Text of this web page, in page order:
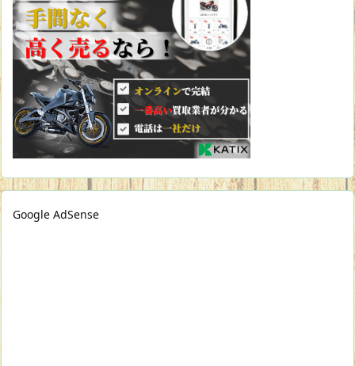
Google AdSense